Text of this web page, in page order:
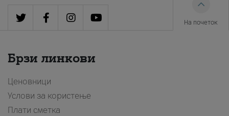
На почеток
Брзи линкови
Ценовници
Услови за користење
Плати сметка